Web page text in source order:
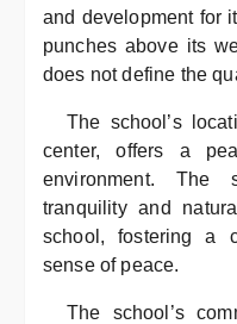
and development for
punches above its
does not define the
The school’s
center, offers a
environment. The
tranquility and
school, fostering a
sense of peace.
The school’s